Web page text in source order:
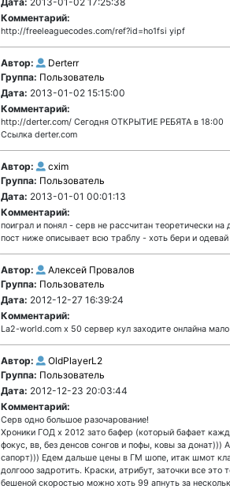
Комментарий:
http://freeleaguecodes.com/ref?id=ho1fsi yipf
Автор:
Derterr
Группа: Пользователь
Дата: 2013-01-02 15:15:00
Комментарий:
http://derter.com/ Сегодня ОТКРЫТИЕ РЕБЯТА в 18:00
Ссылка derter.com
Автор:
cxim
Группа: Пользователь
Дата: 2013-01-01 00:01:13
Комментарий:
поиграл и понял - серв не рассчитан теоретически на
пост ниже описывает всю траблу - хоть бери и
Автор:
Алексей Провалов
Группа: Пользователь
Дата: 2012-12-27 16:39:24
Комментарий:
La2-world.com x 50 сервер кул заходите онлайна
Автор:
OldPlayerL2
Группа: Пользователь
Дата: 2012-12-23 20:03:44
Комментарий:
Серв одно большое разочарование!
Хроники ГОД х 2012 зато бафер (который бафает
фокус, вв, без денсов сонгов и пофы, ковы за
сапорт))) Едем дальше цены в ГМ шопе, итак шмот
долгооо задротить. Краски, атрибут, заточки все
бешеной скоростью можно хоть 99 апнуть за